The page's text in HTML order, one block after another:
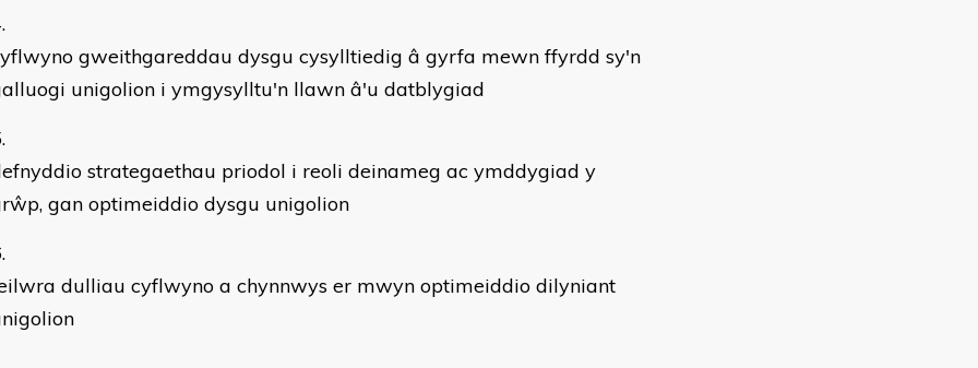
gweithgareddau dysgu cysylltiedig â gyrfa mewn ffyrdd sy'n
unigolion i ymgysylltu'n llawn â'u datblygiad
strategaethau priodol i reoli deinameg ac ymddygiad y
gan optimeiddio dysgu unigolion
dulliau cyflwyno a chynnwys er mwyn optimeiddio dilyniant